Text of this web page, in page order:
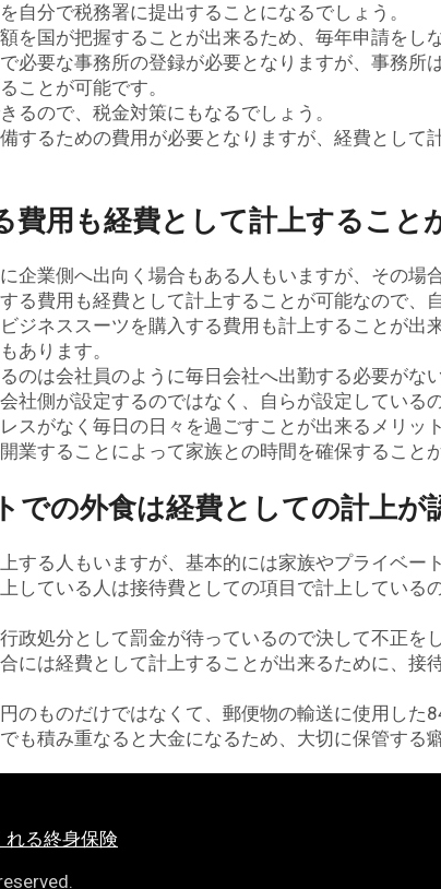
自分で税務署に提出することになるでしょう。
を国が把握することが出来るため、毎年申請をし
必要な事務所の登録が必要となりますが、事務
ことが可能です。
るので、税金対策にもなるでしょう。
するための費用が必要となりますが、経費とし
費用も経費として計上すること
企業側へ出向く場合もある人もいますが、その場
る費用も経費として計上することが可能なので
ジネススーツを購入する費用も計上することが
あります。
のは会社員のように毎日会社へ出勤する必要がな
社側が設定するのではなく、自らが設定している
スがなく毎日の日々を過ごすことが出来るメリッ
業することによって家族との時間を確保するこ
での外食は経費としての計上が
する人もいますが、基本的には家族やプライベー
している人は接待費としての項目で計上してい
政処分として罰金が待っているので決して不正を
には経費として計上することが出来るために、
のものだけではなくて、郵便物の輸送に使用し
も積み重なると大金になるため、大切に保管する
れる終身保険